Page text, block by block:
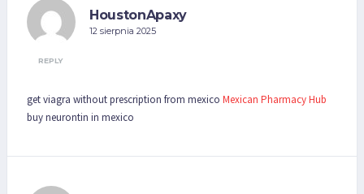
HoustonApaxy
12 sierpnia 2025
REPLY
get viagra without prescription from mexico Mexican Pharmacy Hub
buy neurontin in mexico